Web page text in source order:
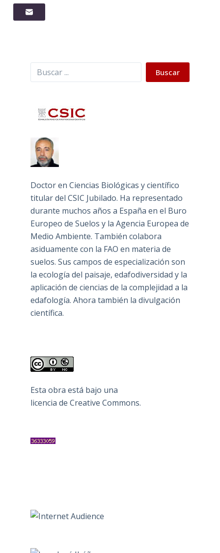
Buscar Buscar
Doctor en Ciencias Biológicas y científico
titular del CSIC Jubilado. Ha representado
durante muchos años a España en el Buro
Europeo de Suelos y la Agencia Europea de
Medio Ambiente. También colabora
asiduamente con la FAO en materia de
suelos. Sus campos de especialización son
la ecología del paisaje, edafodiversidad y la
aplicación de ciencias de la complejidad a la
edafología. Ahora también la divulgación
científica.
Esta obra está bajo una
licencia de Creative Commons.